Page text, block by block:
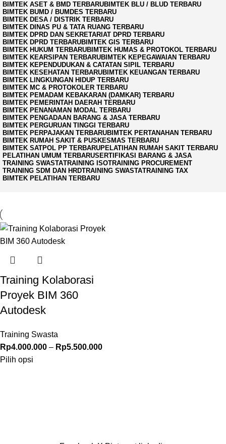
BIMTEK ASET & BMD TERBARUBIMTEK BLU / BLUD TERBARU
BIMTEK BUMD / BUMDES TERBARU
BIMTEK DESA / DISTRIK TERBARU
BIMTEK DINAS PU & TATA RUANG TERBARU
BIMTEK DPRD DAN SEKRETARIAT DPRD TERBARU
BIMTEK DPRD TERBARUBIMTEK GIS TERBARU
BIMTEK HUKUM TERBARUBIMTEK HUMAS & PROTOKOL TERBARU
BIMTEK KEARSIPAN TERBARUBIMTEK KEPEGAWAIAN TERBARU
BIMTEK KEPENDUDUKAN & CATATAN SIPIL TERBARU
BIMTEK KESEHATAN TERBARUBIMTEK KEUANGAN TERBARU
BIMTEK LINGKUNGAN HIDUP TERBARU
BIMTEK MC & PROTOKOLER TERBARU
BIMTEK PEMADAM KEBAKARAN (DAMKAR) TERBARU
BIMTEK PEMERINTAH DAERAH TERBARU
BIMTEK PENANAMAN MODAL TERBARU
BIMTEK PENGADAAN BARANG & JASA TERBARU
BIMTEK PERGURUAN TINGGI TERBARU
BIMTEK PERPAJAKAN TERBARUBIMTEK PERTANAHAN TERBARU
BIMTEK RUMAH SAKIT & PUSKESMAS TERBARU
BIMTEK SATPOL PP TERBARUPELATIHAN RUMAH SAKIT TERBARU
PELATIHAN UMUM TERBARUSERTIFIKASI BARANG & JASA
TRAINING SWASTATRAINING ISOTRAINING PROCUREMENT
TRAINING SDM DAN HRDTRAINING SWASTATRAINING TAX
BIMTEK PELATIHAN TERBARU
Training Kolaborasi
Proyek BIM 360
Autodesk
Training Swasta
Rp4.000.000 – Rp5.500.000
Pilih opsi